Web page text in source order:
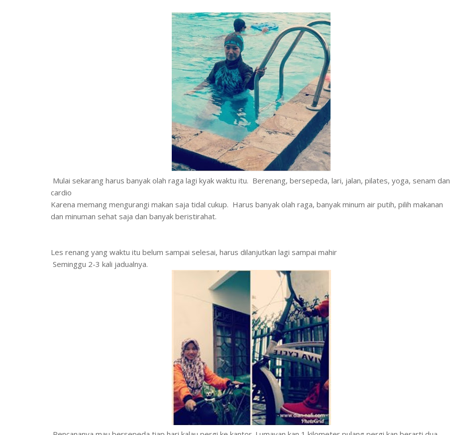
Mulai sekarang harus banyak olah raga lagi kyak waktu itu. Berenang, bersepeda, lari, jalan, pilates, yoga, senam dan
cardio
Karena memang mengurangi makan saja tidal cukup. Harus banyak olah raga, banyak minum air putih, pilih makanan
dan minuman sehat saja dan banyak beristirahat.
Les renang yang waktu itu belum sampai selesai, harus dilanjutkan lagi sampai mahir
Seminggu 2-3 kali jadualnya.